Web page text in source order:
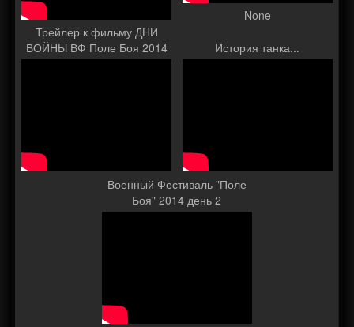
None
Трейлер к фильму ДНИ
ВОЙНЫ ВФ Поле Боя 2014
История танка...
Военный Фестиваль "Поле
Боя" 2014 день 2